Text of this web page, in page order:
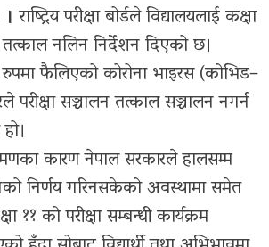
।राष्ट्रिय परीक्षा बोर्डले विद्यालयलाई कक्षा
तत्काल नलिन निर्देशन दिएको छ।
रुपमा फैलिएको कोरोना भाइरस (कोभिड–
सञ्चालन तत्काल सञ्चालन नगर्न
कारण नेपाल सरकारले हालसम्म
निर्णय गरिनसकेको अवस्थामा समेत
११ को परीक्षा सम्बन्धी कार्यक्रम